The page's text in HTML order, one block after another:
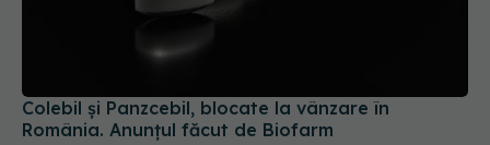
Colebil și Panzcebil, blocate la vânzare în
România. Anunțul făcut de Biofarm